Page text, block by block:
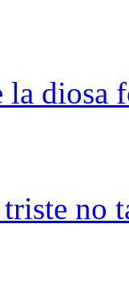
diosa
no